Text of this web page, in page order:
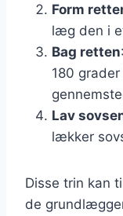
Form
læg den i
Bag retten
180
Lav
lækker
Disse trin kan
de